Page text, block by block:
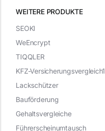
WEITERE PRODUKTE
SEOKI
WeEncrypt
TIQQLER
KFZ-Versicherungsvergleich1
Lackschützer
Bauförderung
Gehaltsvergleiche
Führerscheinumtausch